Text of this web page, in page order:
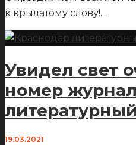
к крылатому слову!...
Увидел свет
номер
19.03.2021